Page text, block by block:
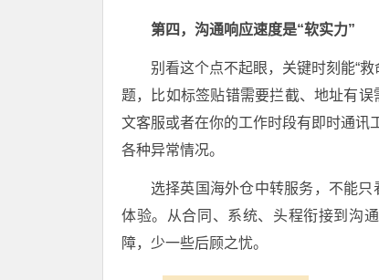
第四，沟通响应速度是“软实力”
别看这个点不起眼，关键时刻能“
题，比如标签贴错需要拦截、地址有
文客服或者在你的工作时段有即时通讯
各种异常情况。
选择英国海外仓中转服务，不能
体验。从合同、系统、头程衔接到沟
障，少一些后顾之忧。